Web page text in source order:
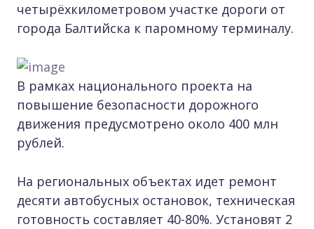
четырёхкилометровом участке дороги от
города Балтийска к паромному терминалу.
В рамках национального проекта на
повышение безопасности дорожного
движения предусмотрено около 400 млн
рублей.
На региональных объектах идет ремонт
десяти автобусных остановок, техническая
готовность составляет 40-80%. Установят 2